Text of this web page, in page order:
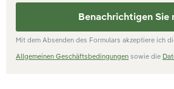
Benachrichtigen Sie
Mit dem Absenden des Formulars akzeptiere ich
Allgemeinen Geschäftsbedingungen sowie die